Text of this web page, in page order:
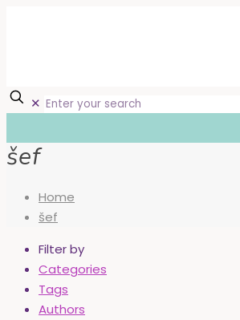
✕
šef
Home
šef
Filter by
Categories
Tags
Authors